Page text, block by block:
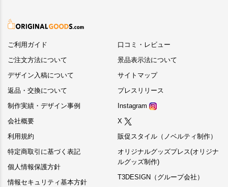
ご利用ガイド
ご注文方法について
デザイン入稿について
返品・交換について
制作実績・デザイン事例
会社概要
利用規約
特定商取引に基づく表記
個人情報保護方針
情報セキュリティ基本方針
口コミ・レビュー
景品表示法について
サイトマップ
プレスリリース
Instagram
X
販促スタイル（ノベルティ制作）
オリジナルグッズプレス(オリジナ
ルグッズ制作)
T3DESIGN（グループ会社）